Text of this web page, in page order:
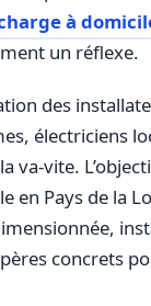
à
un réflexe.
des
électriciens
va-vite.
en Pays de la
concrets